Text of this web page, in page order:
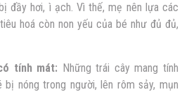
đầy hơi, ì ạch. Vì thế, mẹ nên lựa các
hoá còn non yếu của bé như đủ đủ,
tính mát: Những trái cây mang tính
nóng trong người, lên rôm sảy, mụn